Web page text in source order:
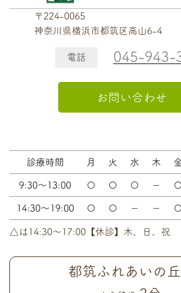
〒224-0065
神奈川県横浜市都筑区高山6-4
電話 045-943-
お問い合わせ
診療時間 月 火 水 木
9:30～13:00 〇 〇 〇 － 〇
14:30～19:00 〇 〇 － － 〇
△は14:30〜17:00【休診】木、日、祝
都筑ふれあいの